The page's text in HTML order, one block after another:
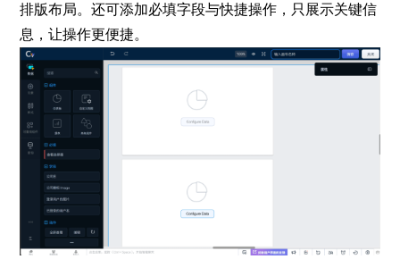
排版布局。还可添加必填字段与快捷操作，只展示关键信
息，让操作更便捷。